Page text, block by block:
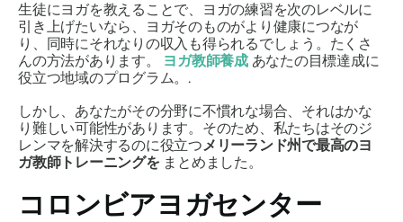
生徒にヨガを教えることで、ヨガの練習を次のレベルに
引き上げたいなら、ヨガそのものがより健康につなが
り、同時にそれなりの収入も得られるでしょう。たくさ
んの方法があります。 ヨガ教師養成あなたの目標達成に
役立つ地域のプログラム。.
しかし、あなたがその分野に不慣れな場合、それはかな
り難しい可能性があります。そのため、私たちはそのジ
レンマを解決するのに役立つメリーランド州で最高のヨ
ガ教師トレーニングを まとめました。
コロンビアヨガセンター